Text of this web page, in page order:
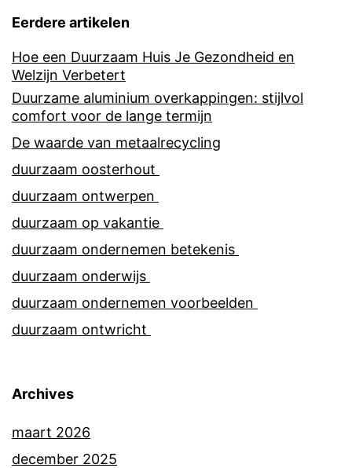
Eerdere artikelen
Hoe een Duurzaam Huis Je Gezondheid en
Welzijn Verbetert
Duurzame aluminium overkappingen: stijlvol
comfort voor de lange termijn
De waarde van metaalrecycling
duurzaam oosterhout
duurzaam ontwerpen
duurzaam op vakantie
duurzaam ondernemen betekenis
duurzaam onderwijs
duurzaam ondernemen voorbeelden
duurzaam ontwricht
Archives
maart 2026
december 2025